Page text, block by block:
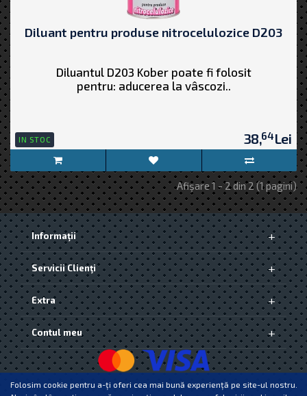
Diluant pentru produse nitrocelulozice D203
Diluantul D203 Kober poate fi folosit
pentru: aducerea la vâscozi..
IN STOC 38,64Lei
Afişare 1 - 2 din 2 (1 pagini)
Folosim cookie pentru a-ți oferi cea mai bună experiență pe site-ul nostru.
Informaţii
Despre Noi
Livrarea produselor
Politica de Confidențialitate și Protecția Datelor [GDPR]
Termeni si conditii
Politica cookie-uri
Servicii Clienţi
Contact
Returnări
ANPC
Extra
Producători
Vouchere cadou
Oferte speciale
Contul meu
Contul meu
Istoric comenzi
Wish List